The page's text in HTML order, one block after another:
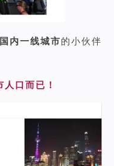
国内一线城市的小伙伴
口而已！